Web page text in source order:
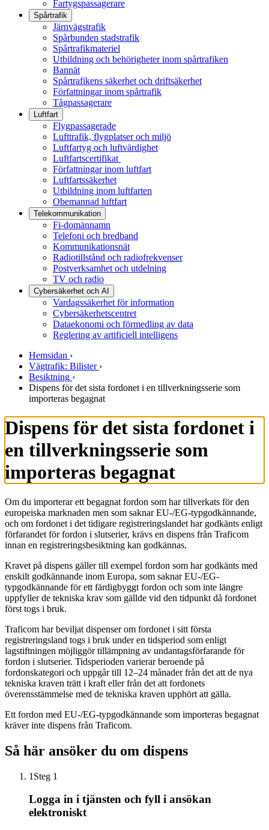
Fartygspassagerare
Spårtrafik
Järnvägstrafik
Spårbunden stadstrafik
Spårtrafikmateriel
Utbildning och behörigheter inom spårtrafiken
Bannät
Spårtrafikens säkerhet och driftsäkerhet
Författningar inom spårtrafik
Tågpassagerare
Luftfart
Flygpassagerade
Lufttrafik, flygplatser och miljö
Luftfartyg och luftvärdighet
Luftfartscertifikat
Författningar inom luftfart
Luftfartssäkerhet
Utbildning inom luftfarten
Obemannad luftfart
Telekommunikation
Fi-domännamn
Telefoni och bredband
Kommunikationsnät
Radiotillstånd och radiofrekvenser
Postverksamhet och utdelning
TV och radio
Cybersäkerhet och AI
Vardagssäkerhet för information
Cybersäkerhetscentret
Dataekonomi och förmedling av data
Reglering av artificiell intelligens
Hemsidan ›
Vägtrafik: Bilister ›
Besiktning ›
Dispens för det sista fordonet i en tillverkningsserie som
importeras begagnat
Dispens för det sista fordonet i
en tillverkningsserie som
importeras begagnat
Om du importerar ett begagnat fordon som har tillverkats för den
europeiska marknaden men som saknar EU-/EG-typgodkännande,
och om fordonet i det tidigare registreringslandet har godkänts enligt
förfarandet för fordon i slutserier, krävs en dispens från Traficom
innan en registreringsbesiktning kan godkännas.
Kravet på dispens gäller till exempel fordon som har godkänts med
enskilt godkännande inom Europa, som saknar EU-/EG-
typgodkännande för ett färdigbyggt fordon och som inte längre
uppfyller de tekniska krav som gällde vid den tidpunkt då fordonet
först togs i bruk.
Traficom har beviljat dispenser om fordonet i sitt första
registreringsland togs i bruk under en tidsperiod som enligt
lagstiftningen möjliggör tillämpning av undantagsförfarande för
fordon i slutserier. Tidsperioden varierar beroende på
fordonskategori och uppgår till 12–24 månader från det att de nya
tekniska kraven trätt i kraft eller från det att fordonets
överensstämmelse med de tekniska kraven upphört att gälla.
Ett fordon med EU-/EG-typgodkännande som importeras begagnat
kräver inte dispens från Traficom.
Så här ansöker du om dispens
1 Steg 1
Logga in i tjänsten och fyll i ansökan
elektroniskt